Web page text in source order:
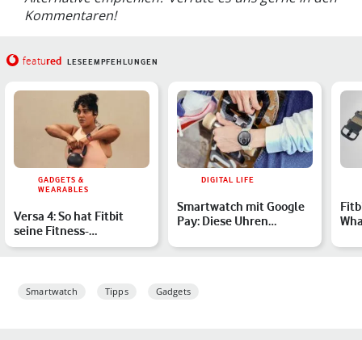
Kommentaren!
featured LESEEMPFEHLUNGEN
GADGETS &
WEARABLES
Versa 4: So hat Fitbit
seine Fitness-
Smartwatch verbessert
DIGITAL LIFE
Smartwatch mit Google
Pay: Diese Uhren
Bezahlfun…
Smartwatch Tipps Gadgets